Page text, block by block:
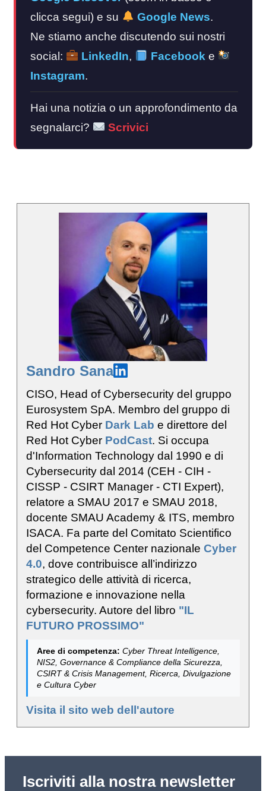
clicca segui) e su
Google News.
Ne stiamo anche discutendo sui nostri
social:
LinkedIn, Facebook e
Instagram.
Hai una notizia o un approfondimento da
segnalarci?
Scrivici
Sandro Sana
CISO, Head of Cybersecurity del gruppo
Eurosystem SpA. Membro del gruppo di
Red Hot Cyber Dark Lab e direttore del
Red Hot Cyber PodCast. Si occupa
d'Information Technology dal 1990 e di
Cybersecurity dal 2014 (CEH - CIH -
CISSP - CSIRT Manager - CTI Expert),
relatore a SMAU 2017 e SMAU 2018,
docente SMAU Academy & ITS, membro
ISACA. Fa parte del Comitato Scientifico
del Competence Center nazionale Cyber
4.0, dove contribuisce all’indirizzo
strategico delle attività di ricerca,
formazione e innovazione nella
cybersecurity. Autore del libro "IL
FUTURO PROSSIMO"
Aree di competenza: Cyber Threat Intelligence,
NIS2, Governance & Compliance della Sicurezza,
CSIRT & Crisis Management, Ricerca, Divulgazione
e Cultura Cyber
Visita il sito web dell'autore
Iscriviti alla nostra newsletter